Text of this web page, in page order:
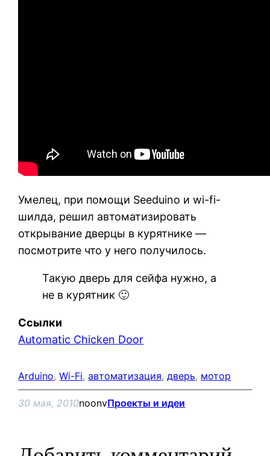
Умелец, при помощи Seeduino и wi-fi-
шилда, решил автоматизировать
открывание дверцы в курятнике —
посмотрите что у него получилось.
Такую дверь для сейфа нужно, а
не в курятник 🙂
Ссылки
Automatic Chicken Door
Arduino, Wi-Fi, автоматизация, дверь, мотор
30 мая, 2010noonvПроекты и идеи